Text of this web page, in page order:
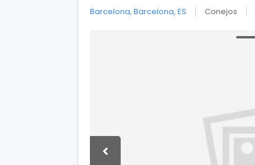
Barcelona, Barcelona, ES Conejos